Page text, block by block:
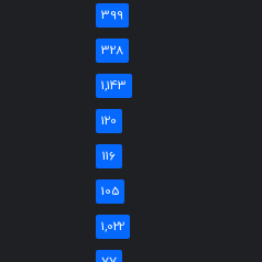
399
328
1,143
120
116
105
1,022